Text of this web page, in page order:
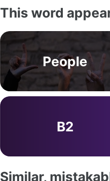
This word
People
B2
Similar,